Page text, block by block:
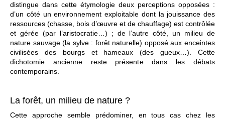
distingue dans cette étymologie deux perceptions opposées :
d’un côté un environnement exploitable dont la jouissance des
ressources (chasse, bois d’œuvre et de chauffage) est contrôlée
et gérée (par l’aristocratie…) ; de l’autre côté, un milieu de
nature sauvage (la sylve : forêt naturelle) opposé aux enceintes
civilisées des bourgs et hameaux (des gueux…). Cette
dichotomie ancienne reste présente dans les débats
contemporains.
La forêt, un milieu de nature ?
Cette approche semble prédominer, en tous cas chez les